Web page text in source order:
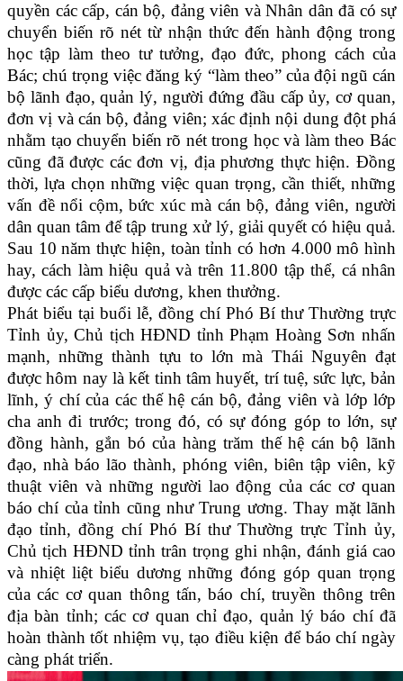
quyền các cấp, cán bộ, đảng viên và Nhân dân đã có sự
chuyển biến rõ nét từ nhận thức đến hành động trong
học tập làm theo tư tưởng, đạo đức, phong cách của
Bác; chú trọng việc đăng ký “làm theo” của đội ngũ cán
bộ lãnh đạo, quản lý, người đứng đầu cấp ủy, cơ quan,
đơn vị và cán bộ, đảng viên; xác định nội dung đột phá
nhằm tạo chuyển biến rõ nét trong học và làm theo Bác
cũng đã được các đơn vị, địa phương thực hiện. Đồng
thời, lựa chọn những việc quan trọng, cần thiết, những
vấn đề nổi cộm, bức xúc mà cán bộ, đảng viên, người
dân quan tâm để tập trung xử lý, giải quyết có hiệu quả.
Sau 10 năm thực hiện, toàn tỉnh có hơn 4.000 mô hình
hay, cách làm hiệu quả và trên 11.800 tập thể, cá nhân
được các cấp biểu dương, khen thưởng.
Phát biểu tại buổi lễ, đồng chí Phó Bí thư Thường trực
Tỉnh ủy, Chủ tịch HĐND tỉnh Phạm Hoàng Sơn nhấn
mạnh, những thành tựu to lớn mà Thái Nguyên đạt
được hôm nay là kết tinh tâm huyết, trí tuệ, sức lực, bản
lĩnh, ý chí của các thế hệ cán bộ, đảng viên và lớp lớp
cha anh đi trước; trong đó, có sự đóng góp to lớn, sự
đồng hành, gắn bó của hàng trăm thế hệ cán bộ lãnh
đạo, nhà báo lão thành, phóng viên, biên tập viên, kỹ
thuật viên và những người lao động của các cơ quan
báo chí của tỉnh cũng như Trung ương. Thay mặt lãnh
đạo tỉnh, đồng chí Phó Bí thư Thường trực Tỉnh ủy,
Chủ tịch HĐND tỉnh trân trọng ghi nhận, đánh giá cao
và nhiệt liệt biểu dương những đóng góp quan trọng
của các cơ quan thông tấn, báo chí, truyền thông trên
địa bàn tỉnh; các cơ quan chỉ đạo, quản lý báo chí đã
hoàn thành tốt nhiệm vụ, tạo điều kiện để báo chí ngày
càng phát triển.